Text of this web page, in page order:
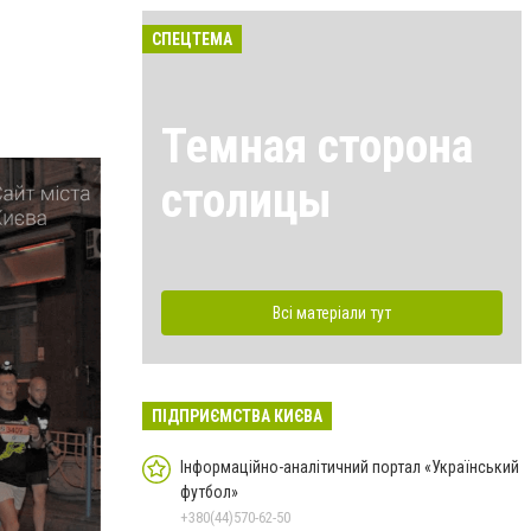
СПЕЦТЕМА
Темная сторона
столицы
Всі матеріали тут
ПІДПРИЄМСТВА КИЄВА
Інформаційно-аналітичний портал «Український
футбол»
+380(44)570-62-50